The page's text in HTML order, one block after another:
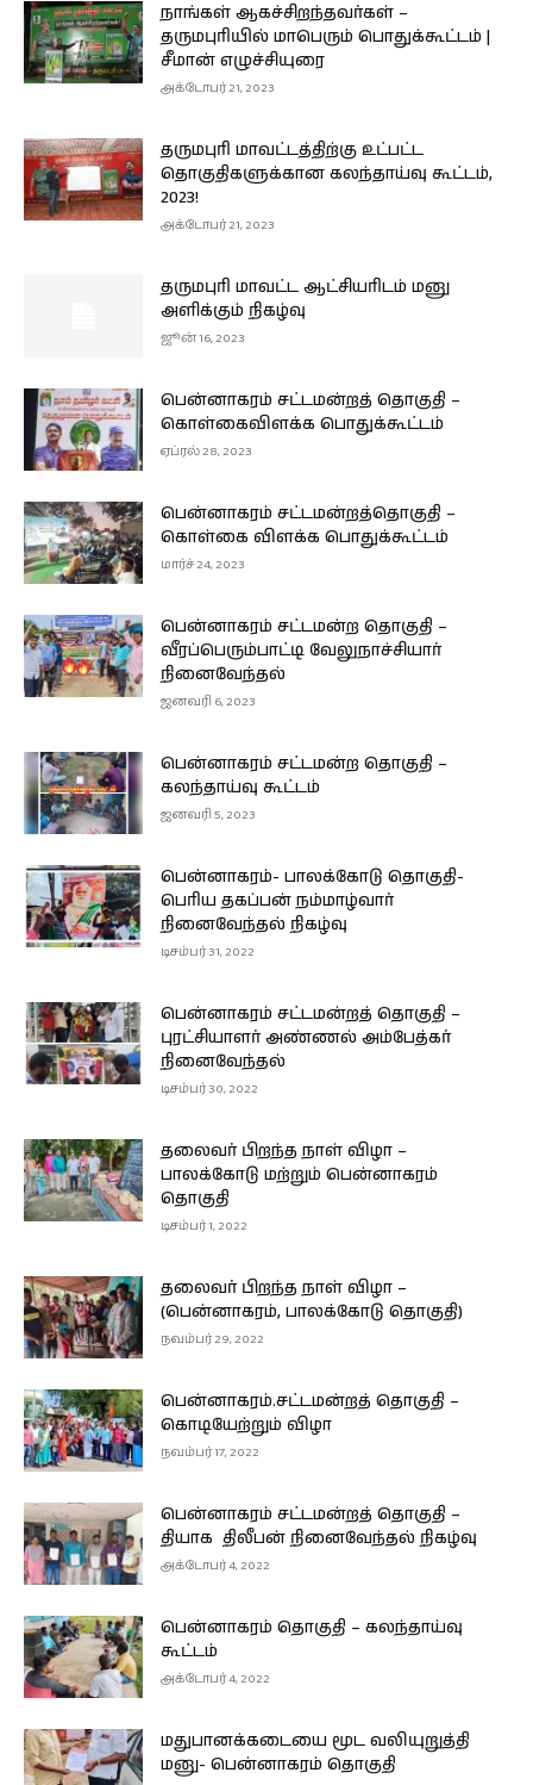
நாங்கள் ஆகச்சிறந்தவர்கள் –
தருமபுரியில் மாபெரும் பொதுக்கூட்டம் |
சீமான் எழுச்சியுரை
அக்டோபர் 21, 2023
தருமபுரி மாவட்டத்திற்கு உட்பட்ட
தொகுதிகளுக்கான கலந்தாய்வு கூட்டம்,
2023!
அக்டோபர் 21, 2023
தருமபுரி மாவட்ட ஆட்சியரிடம் மனு
அளிக்கும் நிகழ்வு
ஜூன் 16, 2023
பென்னாகரம் சட்டமன்றத் தொகுதி –
கொள்கைவிளக்க பொதுக்கூட்டம்
ஏப்ரல் 28, 2023
பென்னாகரம் சட்டமன்றத்தொகுதி –
கொள்கை விளக்க பொதுக்கூட்டம்
மார்ச் 24, 2023
பென்னாகரம் சட்டமன்ற தொகுதி –
வீரப்பெரும்பாட்டி வேலுநாச்சியார்
நினைவேந்தல்
ஜனவரி 6, 2023
பென்னாகரம் சட்டமன்ற தொகுதி –
கலந்தாய்வு கூட்டம்
ஜனவரி 5, 2023
பென்னாகரம்- பாலக்கோடு தொகுதி-
பெரிய தகப்பன் நம்மாழ்வார்
நினைவேந்தல் நிகழ்வு
டிசம்பர் 31, 2022
பென்னாகரம் சட்டமன்றத் தொகுதி –
புரட்சியாளர் அண்ணல் அம்பேத்கர்
நினைவேந்தல்
டிசம்பர் 30, 2022
தலைவர் பிறந்த நாள் விழா –
பாலக்கோடு மற்றும் பென்னாகரம்
தொகுதி
டிசம்பர் 1, 2022
தலைவர் பிறந்த நாள் விழா –
(பென்னாகரம், பாலக்கோடு தொகுதி)
நவம்பர் 29, 2022
பென்னாகரம்.சட்டமன்றத் தொகுதி –
கொடியேற்றும் விழா
நவம்பர் 17, 2022
பென்னாகரம் சட்டமன்றத் தொகுதி –
தியாக திலீபன் நினைவேந்தல் நிகழ்வு
அக்டோபர் 4, 2022
பென்னாகரம் தொகுதி – கலந்தாய்வு
கூட்டம்
அக்டோபர் 4, 2022
மதுபானக்கடையை மூட வலியுறுத்தி
மனு- பென்னாகரம் தொகுதி